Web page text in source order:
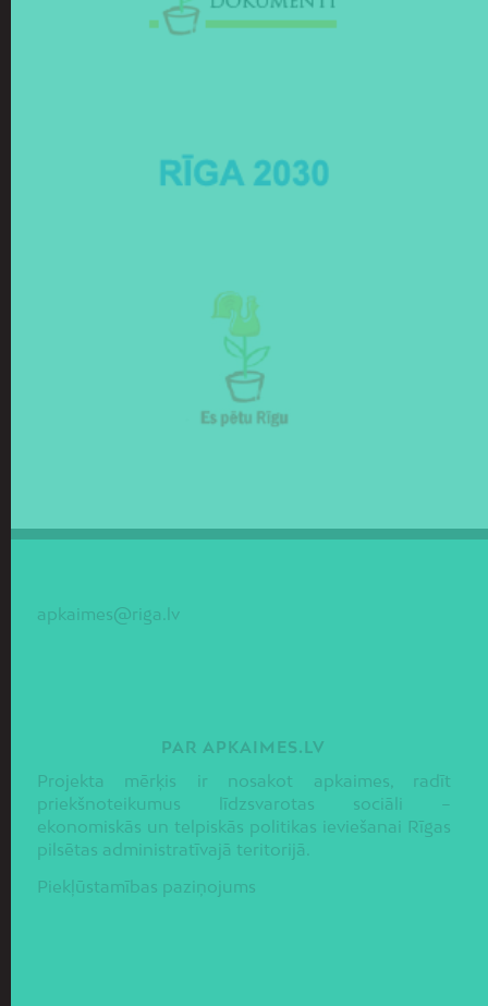
apkaimes@riga.lv
PAR APKAIMES.LV
Projekta mērķis ir nosakot apkaimes, radīt
priekšnoteikumus līdzsvarotas sociāli –
ekonomiskās un telpiskās politikas ieviešanai Rīgas
pilsētas administratīvajā teritorijā.
Piekļūstamības paziņojums